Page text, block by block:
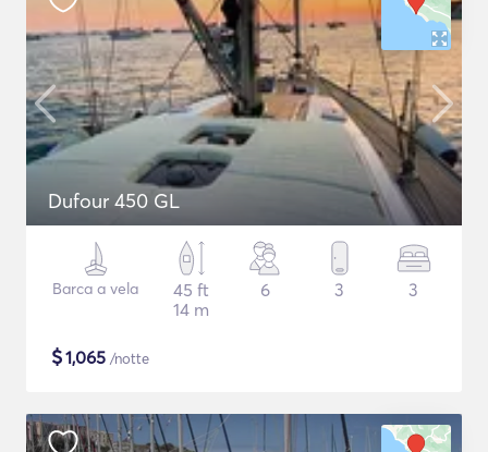
Dufour 450 GL
Barca a vela
45 ft
14 m
6 3 3
$1,065 /notte